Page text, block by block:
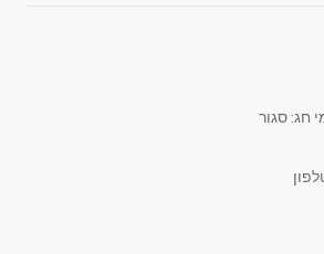
חג: סגור